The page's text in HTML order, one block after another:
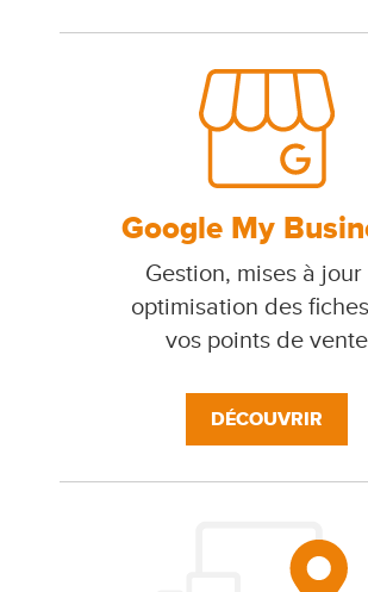
Google My
Gestion, mises à jour
optimisation des
vos points de vente
DÉCOUVRIR